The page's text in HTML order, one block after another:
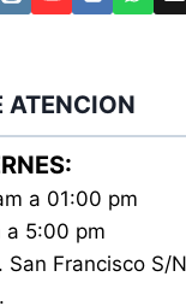
ATENCION
a 01:00 pm
a 5:00 pm
San Francisco S/